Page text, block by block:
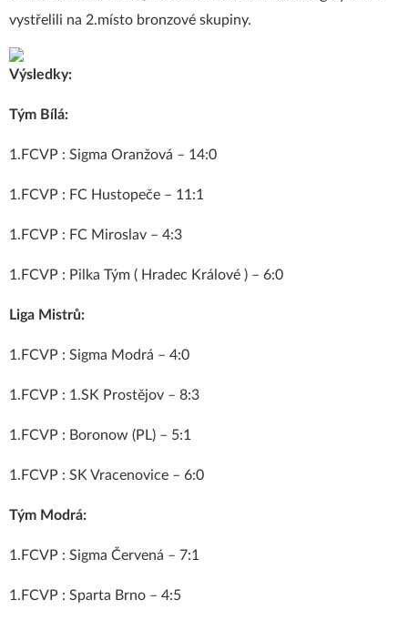
vystřelili na 2.místo bronzové skupiny.
Výsledky:
Tým Bílá:
1.FCVP : Sigma Oranžová – 14:0
1.FCVP : FC Hustopeče – 11:1
1.FCVP : FC Miroslav – 4:3
1.FCVP : Pilka Tým ( Hradec Králové ) – 6:0
Liga Mistrů:
1.FCVP : Sigma Modrá – 4:0
1.FCVP : 1.SK Prostějov – 8:3
1.FCVP : Boronow (PL) – 5:1
1.FCVP : SK Vracenovice – 6:0
Tým Modrá:
1.FCVP : Sigma Červená – 7:1
1.FCVP : Sparta Brno – 4:5